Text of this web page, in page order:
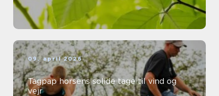
09. april 2026
Tagpap horsens solide tage til vind og
vejr